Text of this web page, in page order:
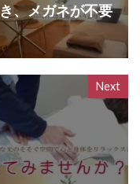
、メガネが不要
Next